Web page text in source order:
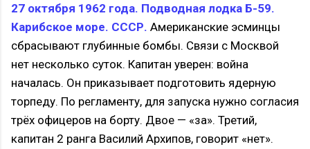
27 октября 1962 года. Подводная лодка Б-59.
Карибское море. СССР. Американские эсминцы
сбрасывают глубинные бомбы. Связи с Москвой
нет несколько суток. Капитан уверен: война
началась. Он приказывает подготовить ядерную
торпеду. По регламенту, для запуска нужно согласия
трёх офицеров на борту. Двое — «за». Третий,
капитан 2 ранга Василий Архипов, говорит «нет».